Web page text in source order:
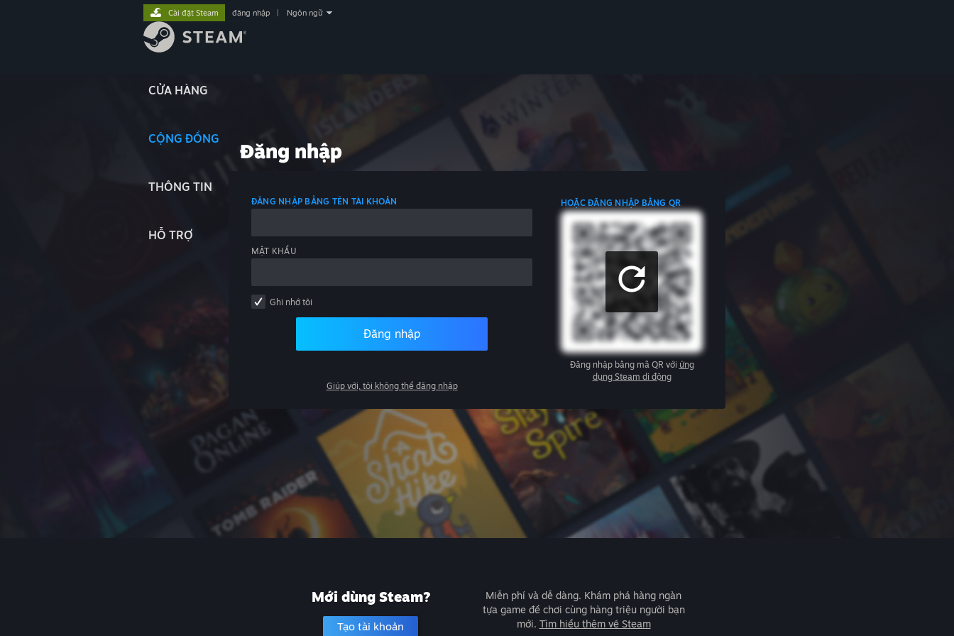
CỬA HÀNG
CỘNG ĐỒNG
THÔNG TIN
HỖ TRỢ
Cài đặt Steam đăng nhập Ngôn ngữ
Đăng nhập
ĐĂNG NHẬP BẰNG TÊN TÀI KHOẢN
MẬT KHẨU
Ghi nhớ tôi
Đăng nhập
Giúp với, tôi không thể đăng nhập
HOẶC ĐĂNG NHẬP BẰNG QR
Đăng nhập bằng mã QR với ứng
dụng Steam di động
Mới dùng Steam?
Tạo tài khoản
Miễn phí và dễ dàng. Khám phá hàng ngàn
tựa game để chơi cùng hàng triệu người bạn
mới. Tìm hiểu thêm về Steam